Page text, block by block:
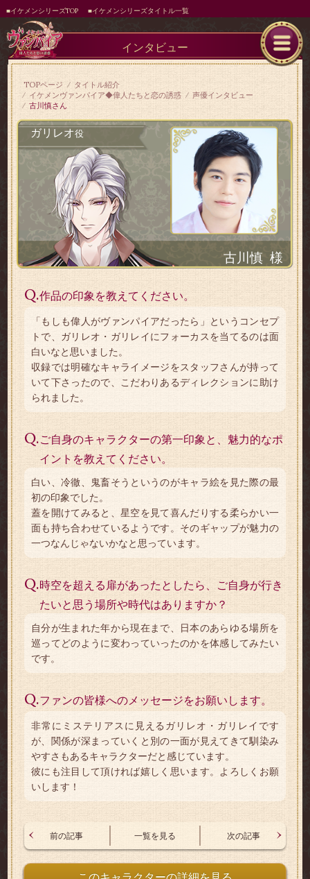
■イケメンシリーズTOP ■イケメンシリーズタイトル一覧
インタビュー
TOPページ
タイトル紹介
イケメンヴァンパイア◆偉人たちと恋の誘惑
声優インタビュー
古川慎さん
ガリレオ役
古川慎 様
Q.作品の印象を教えてください。
「もしも偉人がヴァンパイアだったら」というコンセプ
トで、ガリレオ・ガリレイにフォーカスを当てるのは面
白いなと思いました。
収録では明確なキャライメージをスタッフさんが持って
いて下さったので、こだわりあるディレクションに助け
られました。
Q.ご自身のキャラクターの第一印象と、魅力的なポ
イントを教えてください。
白い、冷徹、鬼畜そうというのがキャラ絵を見た際の最
初の印象でした。
蓋を開けてみると、星空を見て喜んだりする柔らかい一
面も持ち合わせているようです。そのギャップが魅力の
一つなんじゃないかなと思っています。
Q.時空を超える扉があったとしたら、ご自身が行き
たいと思う場所や時代はありますか？
自分が生まれた年から現在まで、日本のあらゆる場所を
巡ってどのように変わっていったのかを体感してみたい
です。
Q.ファンの皆様へのメッセージをお願いします。
非常にミステリアスに見えるガリレオ・ガリレイです
が、関係が深まっていくと別の一面が見えてきて馴染み
やすさもあるキャラクターだと感じています。
彼にも注目して頂ければ嬉しく思います。よろしくお願
いします！
前の記事 一覧を見る 次の記事